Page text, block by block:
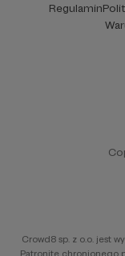
Regulamin
Crowd8 sp. z o.o. jest
Patronite chronionego